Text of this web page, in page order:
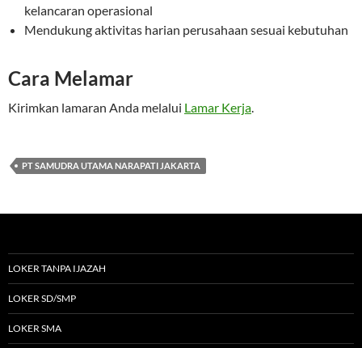
kelancaran operasional
Mendukung aktivitas harian perusahaan sesuai kebutuhan
Cara Melamar
Kirimkan lamaran Anda melalui Lamar Kerja.
PT SAMUDRA UTAMA NARAPATI JAKARTA
LOKER TANPA IJAZAH
LOKER SD/SMP
LOKER SMA